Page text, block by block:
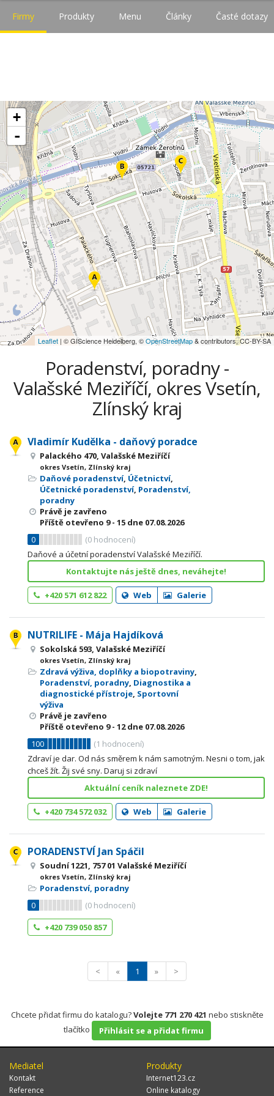
Firmy Produkty Menu Články Časté dotazy
+
-
Leaflet | © GIScience Heidelberg, ©OpenStreetMap& contributors, CC-BY-SA
Poradenství, poradny -
Valašské Meziříčí, okres Vsetín,
Zlínský kraj
Vladimír Kudělka - daňový poradce
Palackého 470, Valašské Meziříčí
okres Vsetín, Zlínský kraj
Daňové poradenství, Účetnictví,
Účetnické poradenství, Poradenství,
poradny
Právě je zavřeno
Příště otevřeno 9 - 15 dne 07.08.2026
0
(0 hodnocení)
Daňové a účetní poradenství Valašské Meziříčí.
Kontaktujte nás ještě dnes, neváhejte!
+420 571 612 822 Web Galerie
NUTRILIFE - Mája Hajdíková
Sokolská 593, Valašské Meziříčí
okres Vsetín, Zlínský kraj
Zdravá výživa, doplňky a biopotraviny,
Poradenství, poradny, Diagnostika a
diagnostické přístroje, Sportovní
výživa
Právě je zavřeno
Příště otevřeno 9 - 12dne 07.08.2026
100
(1 hodnocení)
Zdraví je dar. Od nás směrem k nám samotným. Nesni o tom, jak
chceš žít. Žij své sny. Daruj si zdraví
Aktuální ceník naleznete ZDE!
+420 734 572 032 Web Galerie
PORADENSTVÍ Jan Spáčil
Soudní 1221, 757 01 Valašské Meziříčí
okres Vsetín, Zlínský kraj
Poradenství, poradny
0
(0 hodnocení)
+420 739 050 857
< « 1 » >
Chcete přidat firmu do katalogu?Volejte 771 270 421 nebo stiskněte
tlačítko
Přihlásit se a přidat firmu
Mediatel
Kontakt
Reference
Produkty
Internet123.cz
Online katalogy